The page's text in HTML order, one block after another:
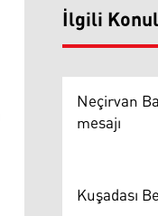
İlgili
Neçirvan
mesajı
Kuşadası